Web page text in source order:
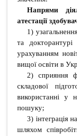
Напрями
атестації
1)
та
урахуванням
вищої освіти в
2) сприяння
складової
використанні у
пошуку;
3) інтеграція
шляхом